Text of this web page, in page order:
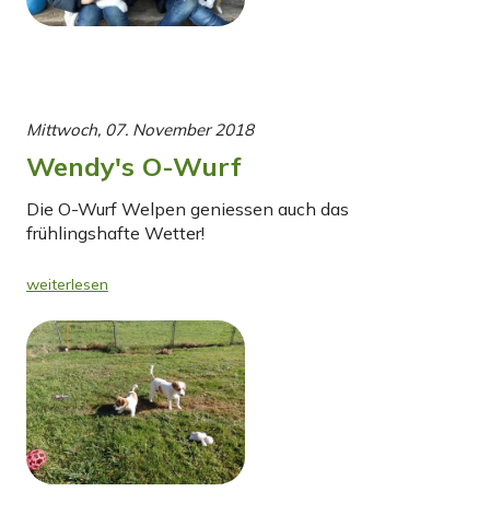
Mittwoch, 07. November 2018
Wendy's O-Wurf
Die O-Wurf Welpen geniessen auch das
frühlingshafte Wetter!
weiterlesen